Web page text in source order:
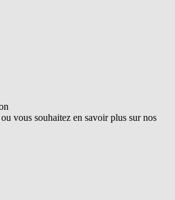
vous souhaitez en savoir plus sur nos